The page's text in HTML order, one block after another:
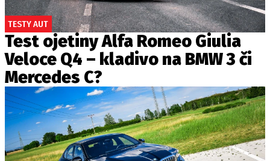
TESTY AUT
Test ojetiny Alfa Romeo Giulia
Veloce Q4 – kladivo na BMW 3 či
Mercedes C?